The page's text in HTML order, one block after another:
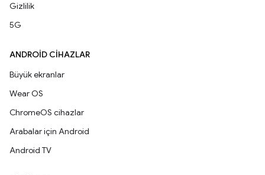
Gizlilik
5G
ANDROID CIHAZLAR
Büyük ekranlar
Wear OS
ChromeOS cihazlar
Arabalar için Android
Android TV